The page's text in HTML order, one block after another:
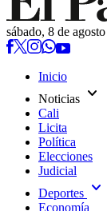
sábado, 8 de
Inicio
Noticias expand_more
Cali
Licita
Política
Elecciones
Judicial
Deportes expand_more
Economía